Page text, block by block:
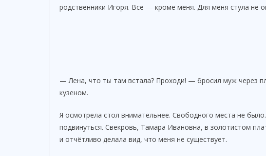
родственники Игоря. Все — кроме меня. Для меня стула не
— Лена, что ты там встала? Проходи! — бросил муж через
кузеном.
Я осмотрела стол внимательнее. Свободного места не
подвинуться. Свекровь, Тамара Ивановна, в золотистом
и отчётливо делала вид, что меня не существует.